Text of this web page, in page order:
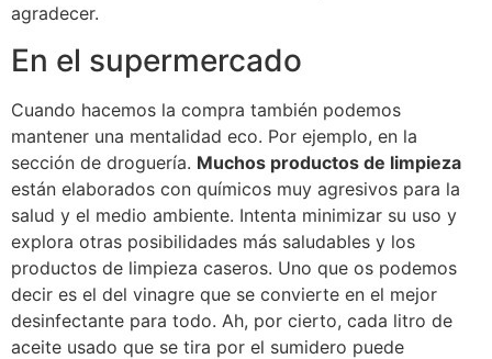
agradecer.
En el supermercado
Cuando hacemos la compra también podemos
mantener una mentalidad eco. Por ejemplo, en la
sección de droguería. Muchos productos de limpieza
están elaborados con químicos muy agresivos para la
salud y el medio ambiente. Intenta minimizar su uso y
explora otras posibilidades más saludables y los
productos de limpieza caseros. Uno que os podemos
decir es el del vinagre que se convierte en el mejor
desinfectante para todo. Ah, por cierto, cada litro de
aceite usado que se tira por el sumidero puede